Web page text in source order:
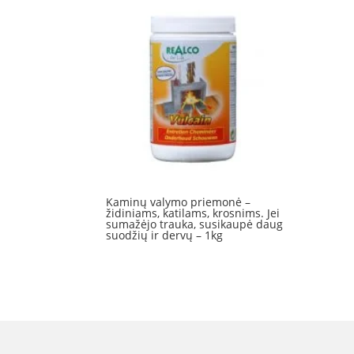
Kaminų valymo priemonė –
židiniams, katilams, krosnims. Jei
sumažėjo trauka, susikaupė daug
suodžių ir dervų – 1kg